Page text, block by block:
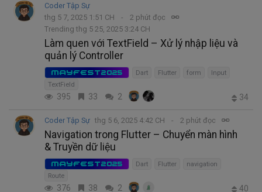
Coder Tập Sự
thg 5 7, 2025 1:51 CH
2 phút đọc
Trending thg 5 25, 2025 3:24 CH
Làm quen với TextField – Xử lý nhập liệu và
quản lý Controller
MAYFEST2025 Dart Flutter form
Input
TextField
395 33 2 34
Coder Tập Sự thg 5 6, 2025 4:42 CH 2 phút đọc
Navigation trong Flutter – Chuyển màn hình
& Truyền dữ liệu
MAYFEST2025 Dart Flutter
navigation
Route
376 38 2 40